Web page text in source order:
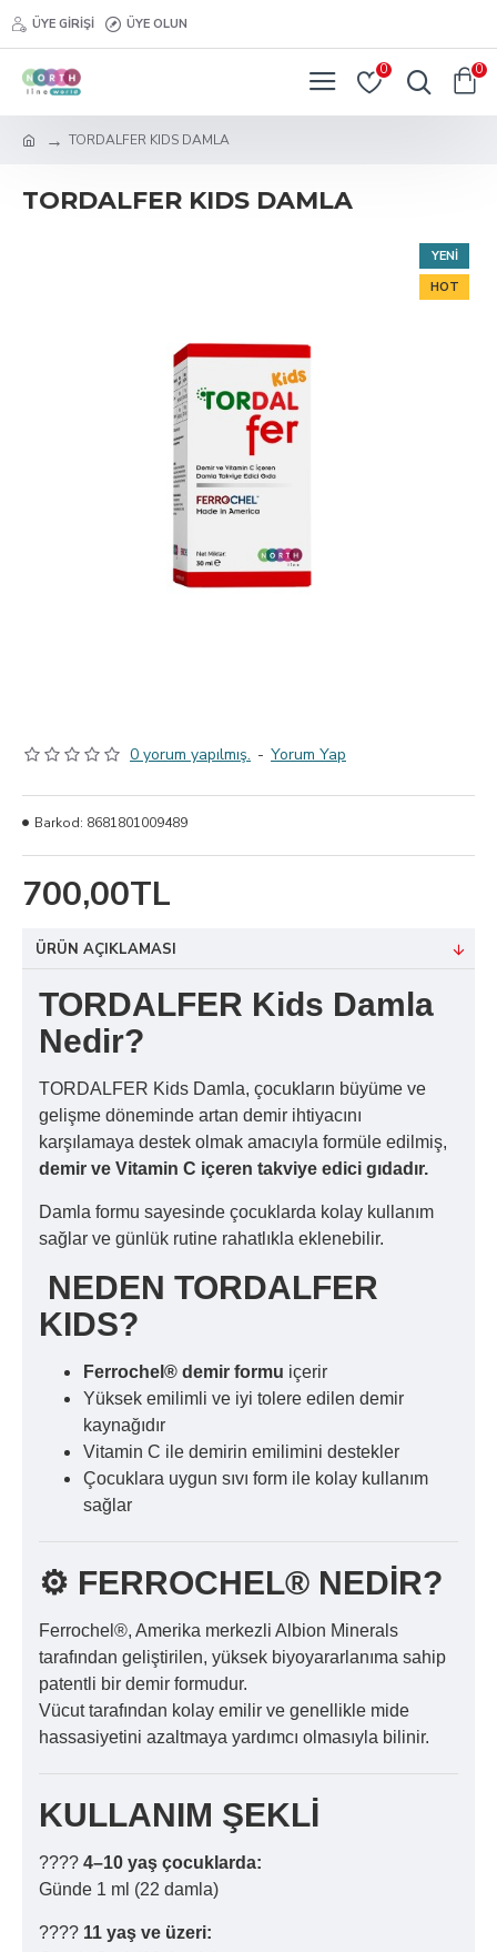
ÜYE GIRIŞI ÜYE OLUN
0 0
TORDALFER KIDS DAMLA
TORDALFER KIDS DAMLA
YENI
HOT
0 yorum yapılmış. - Yorum Yap
700,00TL
Barkod: 8681801009489
ÜRÜN AÇIKLAMASI
TORDALFER Kids Damla
Nedir?
TORDALFER Kids Damla, çocukların büyüme ve
gelişme döneminde artan demir ihtiyacını
karşılamaya destek olmak amacıyla formüle edilmiş,
demir ve Vitamin C içeren takviye edici gıdadır.
Damla formu sayesinde çocuklarda kolay kullanım
sağlar ve günlük rutine rahatlıkla eklenebilir.
NEDEN TORDALFER
KIDS?
Ferrochel® demir formu içerir
Yüksek emilimli ve iyi tolere edilen demir
kaynağıdır
Vitamin C ile demirin emilimini destekler
Çocuklara uygun sıvı form ile kolay kullanım
sağlar
⚙️ FERROCHEL® NEDİR?
Ferrochel®, Amerika merkezli Albion Minerals
tarafından geliştirilen, yüksek biyoyararlanıma sahip
patentli bir demir formudur.
Vücut tarafından kolay emilir ve genellikle mide
hassasiyetini azaltmaya yardımcı olmasıyla bilinir.
KULLANIM ŞEKLİ
???? 4–10 yaş çocuklarda:
Günde 1 ml (22 damla)
???? 11 yaş ve üzeri: